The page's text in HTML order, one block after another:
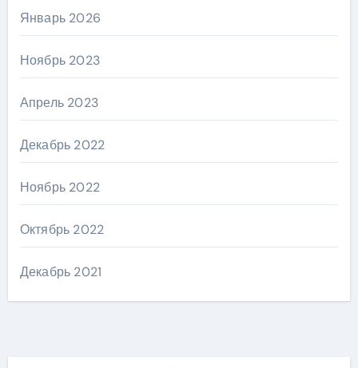
Январь 2026
Ноябрь 2023
Апрель 2023
Декабрь 2022
Ноябрь 2022
Октябрь 2022
Декабрь 2021